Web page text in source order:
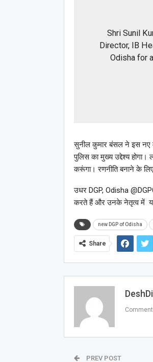
Shri Sunil
Director, IB
Odisha for
सुनील कुमार बंसल ने इस नए
पुलिस का मुख्य उद्देश्य होगा।
करूंगा। रणनीति बनाने के
उधर DGP, Odisha
करते हैं और उनके नेतृत्व में
new DGP of Odisha
Share
PREV POST